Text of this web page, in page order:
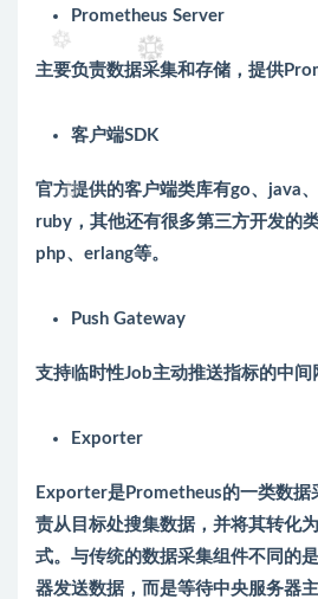
Prometheus Server
主要负责数据采集和存储，提供
客户端SDK
官方提供的客户端类库有go、java
ruby，其他还有很多第三方开发的
php、erlang等。
Push Gateway
支持临时性Job主动推送指标的中间
Exporter
Exporter是Prometheus的一类数据
责从目标处搜集数据，并将其转化
式。与传统的数据采集组件不同的
器发送数据，而是等待中央服务器主